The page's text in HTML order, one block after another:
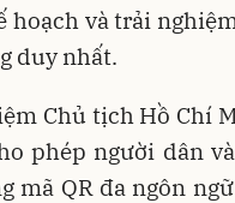
hoạch và trải
duy nhất.
Chủ tịch Hồ Chí
phép người dân
mã QR đa ngôn